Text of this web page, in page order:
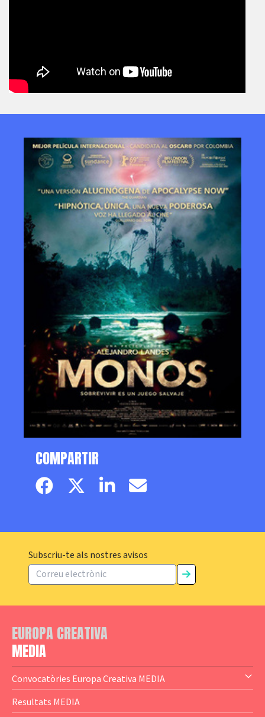
COMPARTIR
Facebook pageTwitter page
LinkedinEmail
Subscriu-te als nostres avisos
EUROPA CREATIVA
MEDIA
Convocatòries Europa Creativa MEDIA
— Content Cluster
Resultats MEDIA